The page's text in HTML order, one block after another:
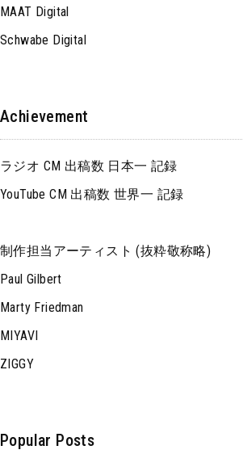
MAAT Digital
Schwabe Digital
Achievement
ラジオ CM 出稿数 日本一 記録
YouTube CM 出稿数 世界一 記録
制作担当アーティスト (抜粋敬称略)
Paul Gilbert
Marty Friedman
MIYAVI
ZIGGY
Popular Posts